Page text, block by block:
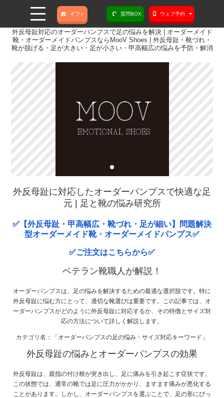
ギフト 質問BOX ウェブ予約
外反母趾対応のオーダーパンプスで足の悩みを解決 | オーダーメイド
靴・オーダーメイドパンプスならMooV Shoes | 外反母趾・靴づれ・
靴が脱げる・足が大きい・足が小さい・甲高幅広の悩みを予防・解消
外反母趾に対応したオーダーパンプスで快適な足
元 | 足と靴の悩み研究所
✅【外反母趾・甲高幅広・靴づれ・足が細い】問題解決
型オーダーメイド靴・オーダーメイドパンプス✅
✅ご注文はこちらから✅
ベテラン靴職人が解説！
オーダーパンプスは、足の悩みを解決するための最適な選択肢です。特に
外反母趾に悩む方にとって、適切な靴選びは重要です。この記事では、オ
ーダーパンプスがどのように外反母趾に対応するか、その特徴とサイズ対
応の方法について詳しく解説します。
カテゴリ名：「オーダーパンプスの足の悩み・サイズ対応キーワード」
外反母趾の悩みとオーダーパンプスの効果
外反母趾は、親指の付け根が突き出し、足に痛みを引き起こす症状です。
この状態では、通常の靴では足に圧力がかかり、ますます痛みが悪化する
ことがあります。しかし、オーダーパンプスを選ぶことで、足の形にぴっ